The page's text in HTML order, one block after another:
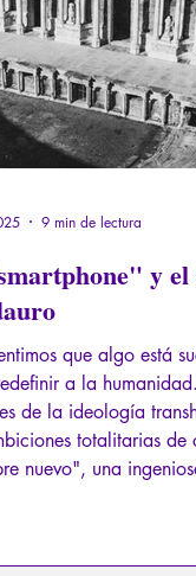
del Totalitarismo
La Lucarne
y el
que algo está
a la
de la ideología
totalitarias de
nuevo", una
9 min de lectura